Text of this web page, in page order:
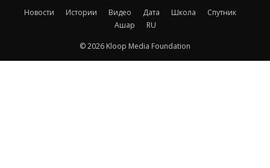
Новости Истории Видео Дата Школа
Спутник
Ашар
RU
© 2026 Kloop Media Foundation